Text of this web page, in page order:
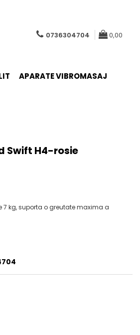
0736304704 0,00
APARATE VIBROMASAJ
Swift H4-rosie
kg, suporta o greutate maxima a